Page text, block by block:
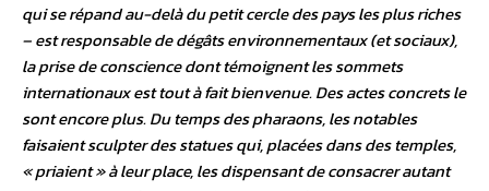
qui se répand au-delà du petit cercle des pays les plus riches
– est responsable de dégâts environnementaux (et sociaux),
la prise de conscience dont témoignent les sommets
internationaux est tout à fait bienvenue. Des actes concrets le
sont encore plus. Du temps des pharaons, les notables
faisaient sculpter des statues qui, placées dans des temples,
« priaient » à leur place, les dispensant de consacrer autant